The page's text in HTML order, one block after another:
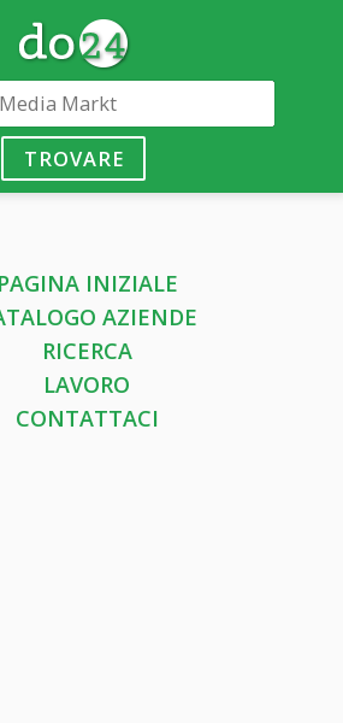
TROVARE
PAGINA INIZIALE
AZIENDE
RICERCA
LAVORO
CONTATTACI